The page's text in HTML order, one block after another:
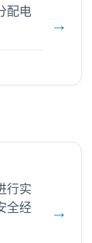
配电
行实
全经